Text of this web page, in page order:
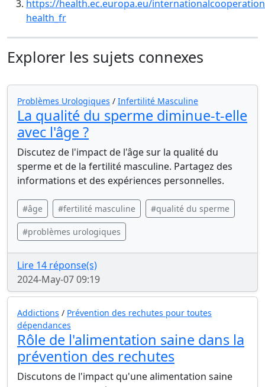
https://health.ec.europa.eu/
health_fr
Explorer les sujets connexes
Problèmes Urologiques / Infertilité Masculine
La qualité du sperme diminue-t-elle
avec l'âge ?
Discutez de l'impact de l'âge sur la qualité du
sperme et de la fertilité masculine. Partagez des
informations et des expériences personnelles.
#âge #fertilité masculine #qualité du sperme
#problèmes urologiques
Lire 14 réponse(s)
2024-May-07 09:19
Addictions / Prévention des rechutes pour toutes
dépendances
Rôle de l'alimentation saine dans la
prévention des rechutes
Discutons de l'impact qu'une alimentation saine